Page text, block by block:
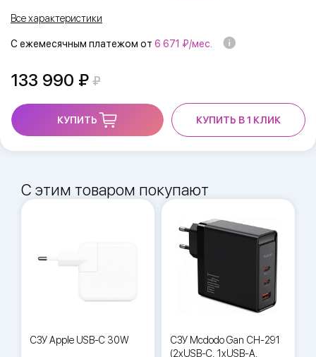
Все характеристики
С ежемесячным платежом от 6 671 ₽/мес.
133 990
КУПИТЬ КУПИТЬ В 1 КЛИК
С этим товаром покупают
СЗУ Apple USB-C 30W
СЗУ Mcdodo Gan СH-291
(2xUSB-C, 1xUSB-A,